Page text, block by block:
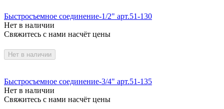
Быстросъемное соединение-1/2" арт.51-130
Нет в наличии
Свяжитесь с нами насчёт цены
Нет в наличии
Быстросъемное соединение-3/4" арт.51-135
Нет в наличии
Свяжитесь с нами насчёт цены